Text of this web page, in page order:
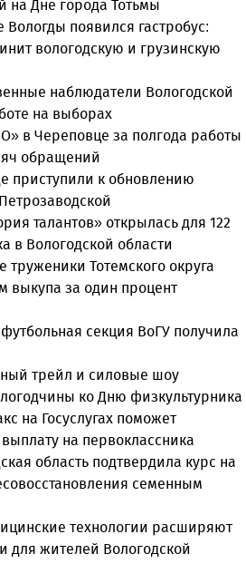
на Дне города Тотьмы
Вологды появился гастробус:
вологодскую и грузинскую
наблюдатели Вологодской
на выборах
в Череповце за полгода работы
обращений
приступили к обновлению
талантов» открылась для 122
в Вологодской области
труженики Тотемского округа
выкупа за один процент
секция ВоГУ получила
трейл и силовые шоу
ко Дню физкультурника
на Госуслугах поможет
на первоклассника
область подтвердила курс на
семенным
технологии расширяют
для жителей Вологодской